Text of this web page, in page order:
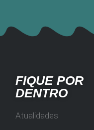
FIQUE POR
DENTRO
Atualidades